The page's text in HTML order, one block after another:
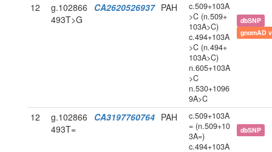
12
g.102866
493T>G
CA2620526937 PAH
c.509+103A
>C (n.509+
103A>C)
c.494+103A
>C (n.494+
103A>C)
n.605+103A
>C
n.530+1096
9A>C
dbSNP
gnomAD
12
g.102866
493T=
CA3197760764 PAH
c.509+103A
= (n.509+10
3A=)
c.494+103A
dbSNP